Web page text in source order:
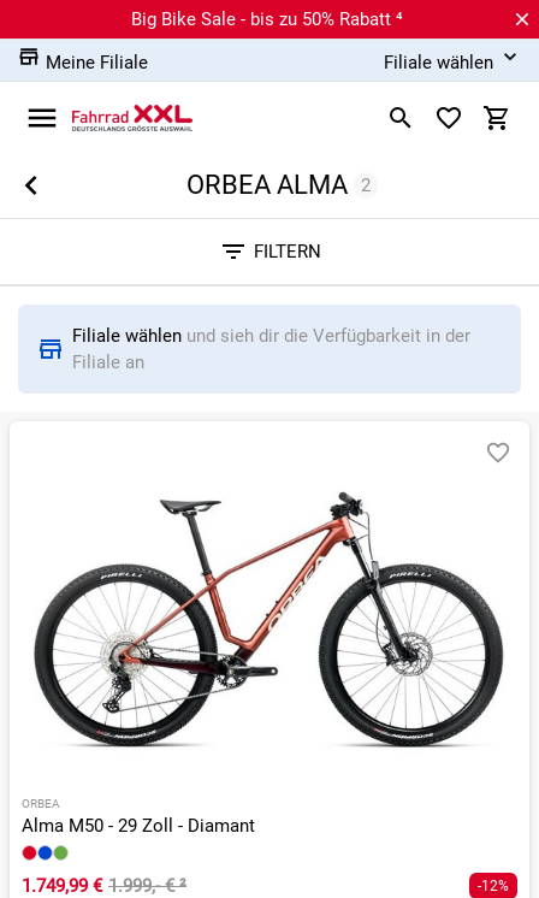
Big Bike Sale - bis zu 50% Rabatt ⁴
Meine Filiale
Filiale wählen
ORBEA ALMA 2
FILTERN
Filiale wählen und sieh dir die Verfügbarkeit in der
Filiale an
ORBEA
Alma M50 - 29 Zoll - Diamant
1.749,99 € 1.999,- €² -12%